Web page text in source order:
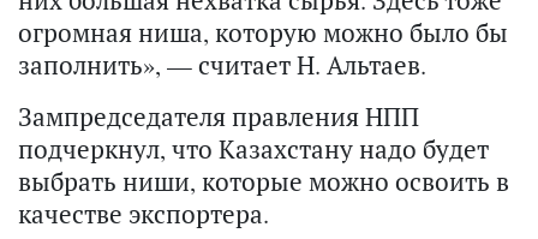
огромная ниша, которую можно было бы
заполнить», — считает Н. Альтаев.
Зампредседателя правления НПП
подчеркнул, что Казахстану надо будет
выбрать ниши, которые можно освоить в
качестве экспортера.